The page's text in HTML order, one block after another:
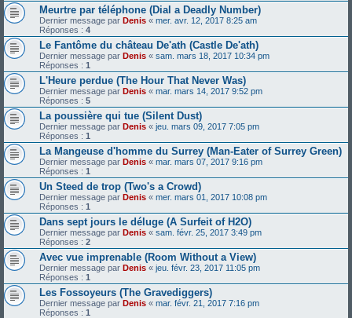
Meurtre par téléphone (Dial a Deadly Number)
Dernier message par Denis « mer. avr. 12, 2017 8:25 am
Réponses : 4
Le Fantôme du château De'ath (Castle De'ath)
Dernier message par Denis « sam. mars 18, 2017 10:34 pm
Réponses : 1
L'Heure perdue (The Hour That Never Was)
Dernier message par Denis « mar. mars 14, 2017 9:52 pm
Réponses : 5
La poussière qui tue (Silent Dust)
Dernier message par Denis « jeu. mars 09, 2017 7:05 pm
Réponses : 1
La Mangeuse d'homme du Surrey (Man-Eater of Surrey Green)
Dernier message par Denis « mar. mars 07, 2017 9:16 pm
Réponses : 1
Un Steed de trop (Two's a Crowd)
Dernier message par Denis « mer. mars 01, 2017 10:08 pm
Réponses : 1
Dans sept jours le déluge (A Surfeit of H2O)
Dernier message par Denis « sam. févr. 25, 2017 3:49 pm
Réponses : 2
Avec vue imprenable (Room Without a View)
Dernier message par Denis « jeu. févr. 23, 2017 11:05 pm
Réponses : 1
Les Fossoyeurs (The Gravediggers)
Dernier message par Denis « mar. févr. 21, 2017 7:16 pm
Réponses : 1